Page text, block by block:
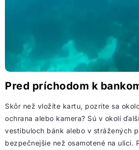
Pred príchodom k
Skôr než vložíte kartu, pozrite sa
ochrana alebo kamera? Sú v okolí
vestibuloch bánk alebo v strážených
bezpečnejšie než osamotené na ulici.